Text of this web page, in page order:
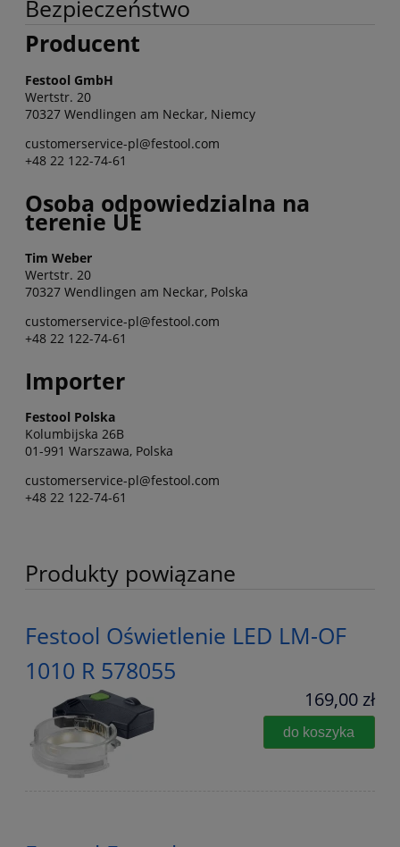
Bezpieczeństwo
Producent
Festool GmbH
Wertstr. 20
70327 Wendlingen am Neckar, Niemcy
customerservice-pl@festool.com
+48 22 122-74-61
Osoba odpowiedzialna na
terenie UE
Tim Weber
Wertstr. 20
70327 Wendlingen am Neckar, Polska
customerservice-pl@festool.com
+48 22 122-74-61
Importer
Festool Polska
Kolumbijska 26B
01-991 Warszawa, Polska
customerservice-pl@festool.com
+48 22 122-74-61
Produkty powiązane
Festool Oświetlenie LED LM-OF
1010 R 578055
169,00 zł
do koszyka